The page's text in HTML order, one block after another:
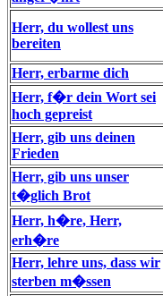
Herr, du wollest uns
bereiten
Herr, erbarme dich
Herr, f�r dein Wort sei
hoch gepreist
Herr, gib uns deinen
Frieden
Herr, gib uns unser
t�glich Brot
Herr, h�re, Herr,
erh�re
Herr, lehre uns, dass wir
sterben m�ssen